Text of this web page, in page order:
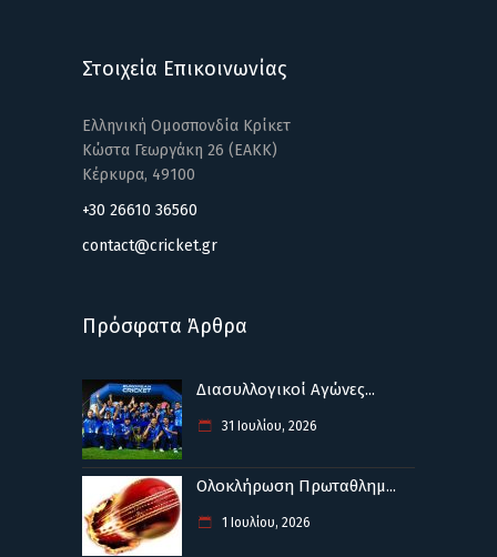
Στοιχεία Επικοινωνίας
Ελληνική Ομοσπονδία Κρίκετ
Κώστα Γεωργάκη 26 (ΕΑΚΚ)
Κέρκυρα, 49100
+30 26610 36560
contact@cricket.gr
Πρόσφατα Άρθρα
Διασυλλογικοί Αγώνες...
31 Ιουλίου, 2026
Ολοκλήρωση Πρωταθλημ...
1 Ιουλίου, 2026